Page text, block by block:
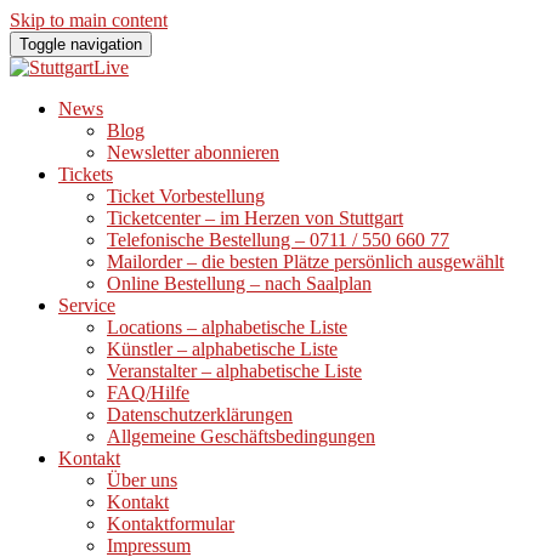
Skip to main content
Toggle navigation
News
Blog
Newsletter abonnieren
Tickets
Ticket Vorbestellung
Ticketcenter – im Herzen von Stuttgart
Telefonische Bestellung – 0711 / 550 660 77
Mailorder – die besten Plätze persönlich ausgewählt
Online Bestellung – nach Saalplan
Service
Locations – alphabetische Liste
Künstler – alphabetische Liste
Veranstalter – alphabetische Liste
FAQ/Hilfe
Datenschutzerklärungen
Allgemeine Geschäftsbedingungen
Kontakt
Über uns
Kontakt
Kontaktformular
Impressum